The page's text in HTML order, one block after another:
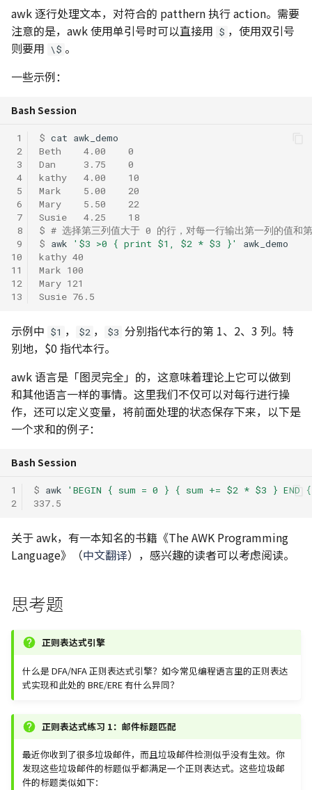
awk 逐行处理文本，对符合的 patthern 执行 action。需要
注意的是，awk 使用单引号时可以直接用 $ ，使用双引号
则要用 \$ 。
一些示例：
Bash Session
1
2
3
4
5
6
7
8
9
10
11
12
13
$ cat
Beth    4.00    0
Dan     3.75    0
kathy   4.00    10
Mark    5.00    20
Mary    5.50    22
Susie   4.25    18
$ # 选择第三列值大于 0 的行，对每一行输出第一列的值和
$ awk '$3 >0 { print $1, $2 * $3 }'
kathy 40
Mark 100
Mary 121
Susie 76.5
示例中 $1 ， $2 ， $3 分别指代本行的第 1、2、3 列。特
别地， $0 指代本行。
awk 语言是「图灵完全」的，这意味着理论上它可以做到
和其他语言一样的事情。这里我们不仅可以对每行进行操
作，还可以定义变量，将前面处理的状态保存下来，以下是
一个求和的例子：
Bash Session
1
2
$ awk
'BEGIN { sum = 0 } { sum += $2 * $3 }
337.5
关于 awk，有一本知名的书籍《The AWK Programming
Language》（中文翻译），感兴趣的读者可以考虑阅读。
思考题
正则表达式引擎
什么是 DFA/NFA 正则表达式引擎？如今常见编程语言里的正则表达
式实现和此处的 BRE/ERE 有什么异同？
正则表达式练习 1：邮件标题匹配
最近你收到了很多垃圾邮件，而且垃圾邮件检测似乎没有生效。你
发现这些垃圾邮件的标题似乎都满足一个正则表达式。这些垃圾邮
件的标题类似如下：